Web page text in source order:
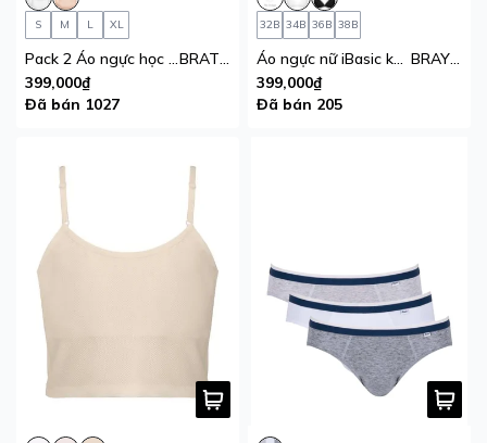
S M L XL
Pack 2 Áo ngực học sinh không đường may iBasic mút mỏng
BRAT030_PA2
399,000₫
Đã bán 1027
32B 34B 36B 38B
Áo ngực nữ iBasic không gọng mút mỏng full ren
BRAY080
399,000₫
Đã bán 205